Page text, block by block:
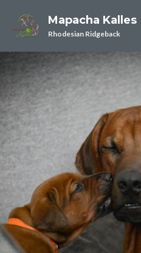
Mapacha Kalles
Rhodesian Ridgeback